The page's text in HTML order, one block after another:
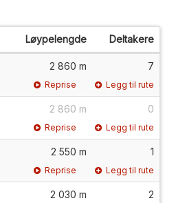
Løypelengde Deltakere
2 860 m 7
Reprise Legg til rute
2 860 m 0
Reprise Legg til rute
2 550 m 1
Reprise Legg til rute
2 030 m 2